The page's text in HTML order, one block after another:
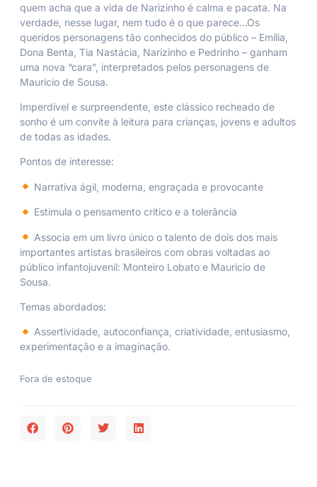
quem acha que a vida de Narizinho é calma e pacata. Na
verdade, nesse lugar, nem tudo é o que parece…Os
queridos personagens tão conhecidos do público – Emília,
Dona Benta, Tia Nastácia, Narizinho e Pedrinho – ganham
uma nova “cara”, interpretados pelos personagens de
Mauricio de Sousa.
Imperdível e surpreendente, este clássico recheado de
sonho é um convite à leitura para crianças, jovens e adultos
de todas as idades.
Pontos de interesse:
Narrativa ágil, moderna, engraçada e provocante
Estimula o pensamento crítico e a tolerância
Associa em um livro único o talento de dois dos mais
importantes artistas brasileiros com obras voltadas ao
público infantojuvenil: Monteiro Lobato e Mauricio de
Sousa.
Temas abordados:
Assertividade, autoconfiança, criatividade, entusiasmo,
experimentação e a imaginação.
Fora de estoque